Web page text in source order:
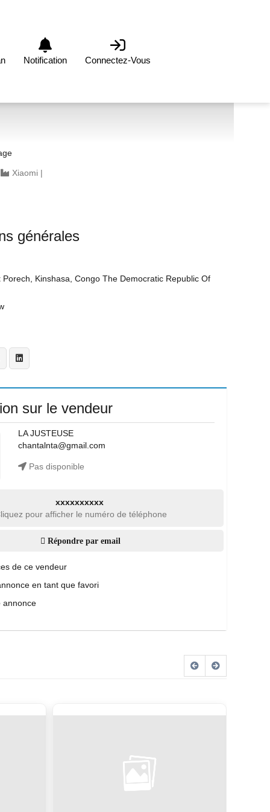
Notification Connectez-Vous
Xiaomi |
générales
Porech, Kinshasa, Congo The Democratic Republic Of
sur le vendeur
LA JUSTEUSE
chantalnta@gmail.com
Pas disponible
xxxxxxxxxx
pour afficher le numéro de téléphone
Répondre par email
de ce vendeur
en tant que favori
annonce